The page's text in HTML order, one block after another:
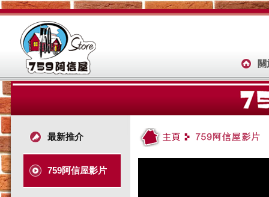
最新推介
759阿信屋影片